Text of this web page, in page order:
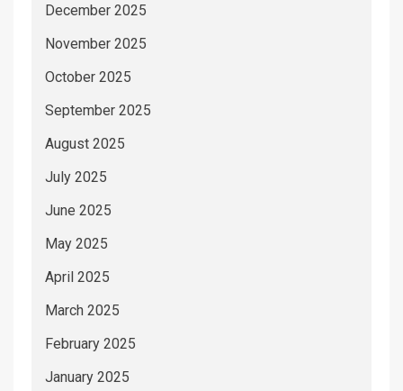
December 2025
November 2025
October 2025
September 2025
August 2025
July 2025
June 2025
May 2025
April 2025
March 2025
February 2025
January 2025